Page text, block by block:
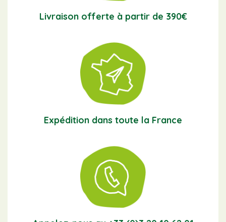
Livraison offerte à partir de 390€
Expédition dans toute la France